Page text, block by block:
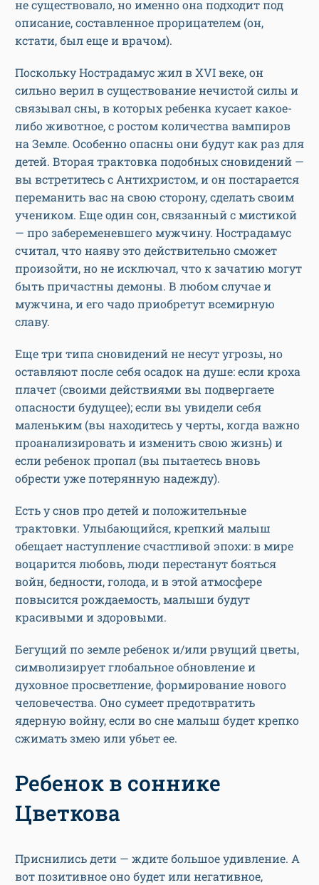
не существовало, но именно она подходит под
описание, составленное прорицателем (он,
кстати, был еще и врачом).
Поскольку Нострадамус жил в XVI веке, он
сильно верил в существование нечистой силы и
связывал сны, в которых ребенка кусает какое-
либо животное, с ростом количества вампиров
на Земле. Особенно опасны они будут как раз для
детей. Вторая трактовка подобных сновидений —
вы встретитесь с Антихристом, и он постарается
переманить вас на свою сторону, сделать своим
учеником. Еще один сон, связанный с мистикой
— про забеременевшего мужчину. Нострадамус
считал, что наяву это действительно сможет
произойти, но не исключал, что к зачатию могут
быть причастны демоны. В любом случае и
мужчина, и его чадо приобретут всемирную
славу.
Еще три типа сновидений не несут угрозы, но
оставляют после себя осадок на душе: если кроха
плачет (своими действиями вы подвергаете
опасности будущее); если вы увидели себя
маленьким (вы находитесь у черты, когда важно
проанализировать и изменить свою жизнь) и
если ребенок пропал (вы пытаетесь вновь
обрести уже потерянную надежду).
Есть у снов про детей и положительные
трактовки. Улыбающийся, крепкий малыш
обещает наступление счастливой эпохи: в мире
воцарится любовь, люди перестанут бояться
войн, бедности, голода, и в этой атмосфере
повысится рождаемость, малыши будут
красивыми и здоровыми.
Бегущий по земле ребенок и/или рвущий цветы,
символизирует глобальное обновление и
духовное просветление, формирование нового
человечества. Оно сумеет предотвратить
ядерную войну, если во сне малыш будет крепко
сжимать змею или убьет ее.
Ребенок в соннике
Цветкова
Приснились дети — ждите большое удивление. А
вот позитивное оно будет или негативное,